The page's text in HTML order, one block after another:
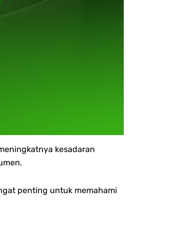
kesadaran
penting untuk memahami